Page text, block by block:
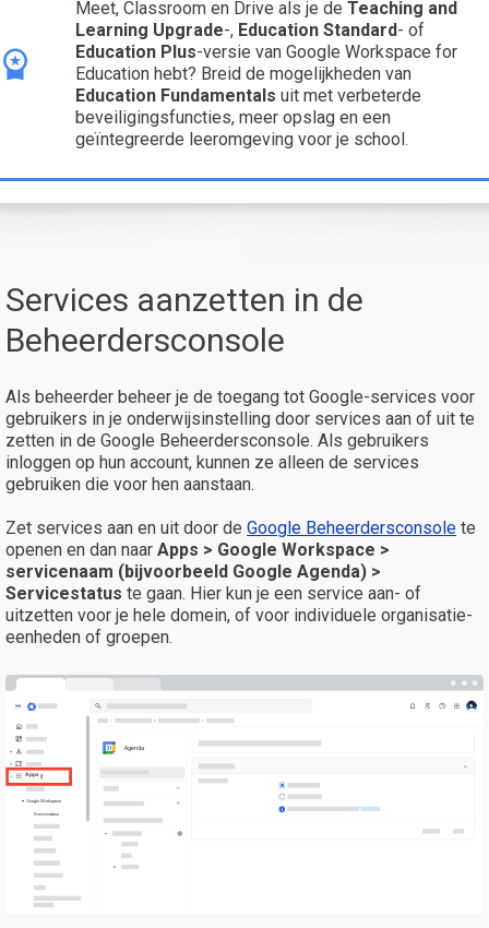
Meet, Classroom en Drive als je de Teaching and
Learning Upgrade-, Education Standard- of
Education Plus-versie van Google Workspace for
Education hebt? Breid de mogelijkheden van
Education Fundamentals uit met verbeterde
beveiligingsfuncties, meer opslag en een
geïntegreerde leeromgeving voor je school.
Services aanzetten in de
Beheerdersconsole
Als beheerder beheer je de toegang tot Google-services voor
gebruikers in je onderwijsinstelling door services aan of uit te
zetten in de Google Beheerdersconsole. Als gebruikers
inloggen op hun account, kunnen ze alleen de services
gebruiken die voor hen aanstaan.
Zet services aan en uit door de Google Beheerdersconsole te
openen en dan naar Apps > Google Workspace >
servicenaam (bijvoorbeeld Google Agenda) >
Servicestatus te gaan. Hier kun je een service aan- of
uitzetten voor je hele domein, of voor individuele organisatie-
eenheden of groepen.
Apps
Google Workspace
Servicestatus
Agenda